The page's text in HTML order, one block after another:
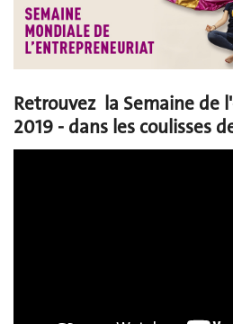
Retrouvez la Semaine de
2019 - dans les coulisses